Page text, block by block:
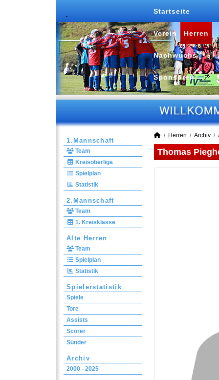
Startseite
Verein Herren
Nachwuchs
Sponsoren
1.Mannschaft
Team
Kreisoberliga
Spielplan
Statistik
2.Mannschaft
Team
1. Kreisklasse
Alte Herren
Team
Spielplan
Statistik
Spielerstatistik
Spiele
Tore
Assists
Scorer
Sünder
Archiv
2000 - 2025
Herren Archiv
Thomas